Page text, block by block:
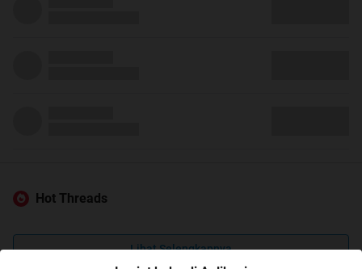
Hot Threads
Lihat Selengkapnya